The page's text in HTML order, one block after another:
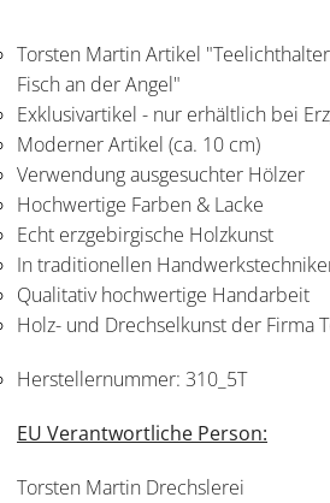
Torsten Martin Artikel
Fisch an der Angel"
Exklusivartikel - nur erhältlich bei
Moderner Artikel (ca. 10 cm)
Verwendung ausgesuchter Hölzer
Hochwertige Farben & Lacke
Echt erzgebirgische Holzkunst
In traditionellen
Qualitativ hochwertige Handarbeit
Holz- und Drechselkunst der Firma
Herstellernummer: 310_5T
EU Verantwortliche Person:
Torsten Martin Drechslerei